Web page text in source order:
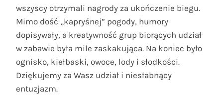
wszyscy otrzymali nagrody za ukończenie biegu.
Mimo dość „kapryśnej” pogody, humory
dopisywały, a kreatywność grup biorących udział
w zabawie była mile zaskakująca. Na koniec było
ognisko, kiełbaski, owoce, lody i słodkości.
Dziękujemy za Wasz udział i niesłabnący
entuzjazm.